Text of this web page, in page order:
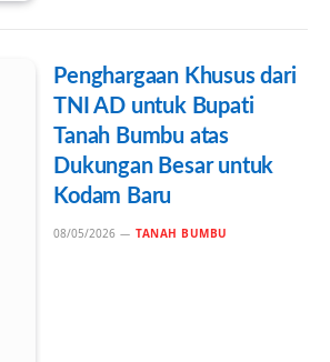
Penghargaan Khusus dari
TNI AD untuk Bupati
Tanah Bumbu atas
Dukungan Besar untuk
Kodam Baru
08/05/2026 TANAH BUMBU